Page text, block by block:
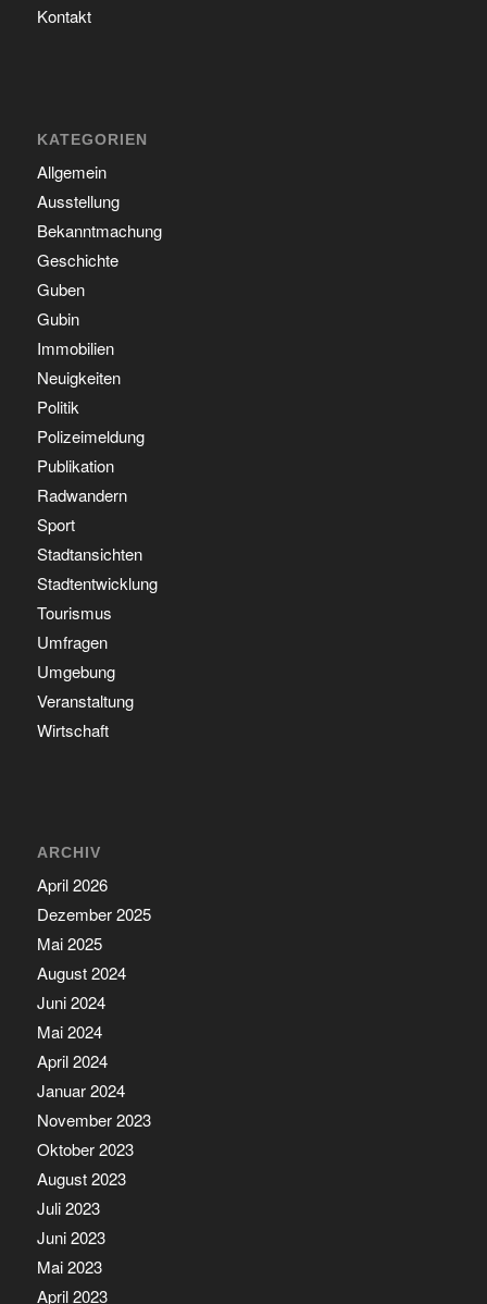
Kontakt
KATEGORIEN
Allgemein
Ausstellung
Bekanntmachung
Geschichte
Guben
Gubin
Immobilien
Neuigkeiten
Politik
Polizeimeldung
Publikation
Radwandern
Sport
Stadtansichten
Stadtentwicklung
Tourismus
Umfragen
Umgebung
Veranstaltung
Wirtschaft
ARCHIV
April 2026
Dezember 2025
Mai 2025
August 2024
Juni 2024
Mai 2024
April 2024
Januar 2024
November 2023
Oktober 2023
August 2023
Juli 2023
Juni 2023
Mai 2023
April 2023